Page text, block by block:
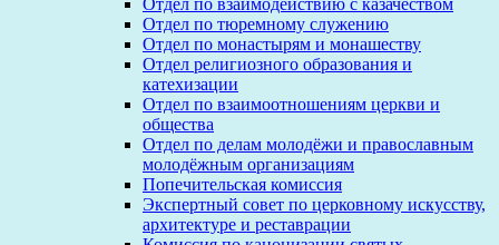
Отдел по взаимодействию с казачеством
Отдел по тюремному служению
Отдел по монастырям и монашеству
Отдел религиозного образования и
катехизации
Отдел по взаимоотношениям церкви и
общества
Отдел по делам молодёжи и православным
молодёжным организациям
Попечительская комиссия
Экспертный совет по церковному искусству,
архитектуре и реставрации